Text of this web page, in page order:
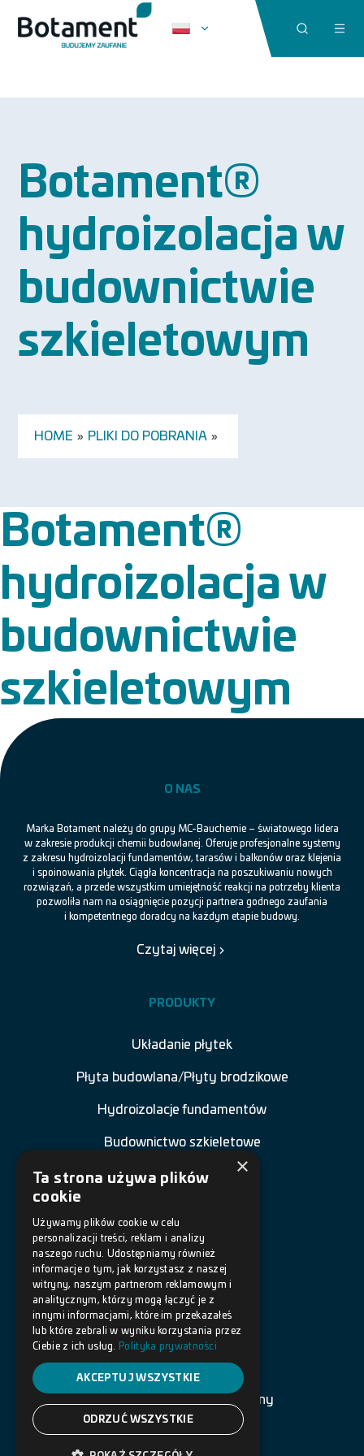
Botament®
hydroizolacja w
budownictwie
szkieletowym
HOME » PLIKI DO POBRANIA »
Botament®
hydroizolacja w
budownictwie
szkieletowym
O NAS
Marka Botament należy do grupy MC-Bauchemie – światowego lidera
w zakresie produkcji chemii budowlanej. Oferuje profesjonalne systemy
z zakresu hydroizolacji fundamentów, tarasów i balkonów oraz klejenia
i spoinowania płytek. Ciągła koncentracja na poszukiwaniu nowych
rozwiązań, a przede wszystkim umiejętność reakcji na potrzeby klienta
pozwoliła nam na osiągnięcie pozycji partnera godnego zaufania
i kompetentnego doradcy na każdym etapie budowy.
Czytaj więcej
PRODUKTY
Układanie płytek
Płyta budowlana/Płyty brodzikowe
Hydroizolacje fundamentów
Budownictwo szkieletowe
Renowacja budowli
Posadzki żywiczne
Akcesoria
DOKUMENTY
Polityka prywatności
Warunki korzystania ze strony
×
Ta strona używa plików
cookie
Używamy plików cookie w celu
personalizacji treści, reklam i analizy
naszego ruchu. Udostępniamy również
informacje o tym, jak korzystasz z naszej
witryny, naszym partnerom reklamowym i
analitycznym, którzy mogą łączyć je z
innymi informacjami, które im przekazałeś
lub które zebrali w wyniku korzystania przez
Ciebie z ich usług.
Polityka prywatności
AKCEPTUJ WSZYSTKIE
ODRZUĆ WSZYSTKIE